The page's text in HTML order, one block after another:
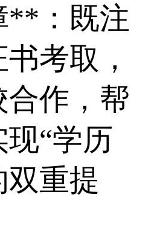
**：既注
考取，
合作，帮
“学历
双重提